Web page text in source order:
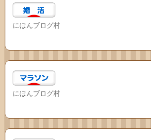
にほんブログ村
にほんブログ村